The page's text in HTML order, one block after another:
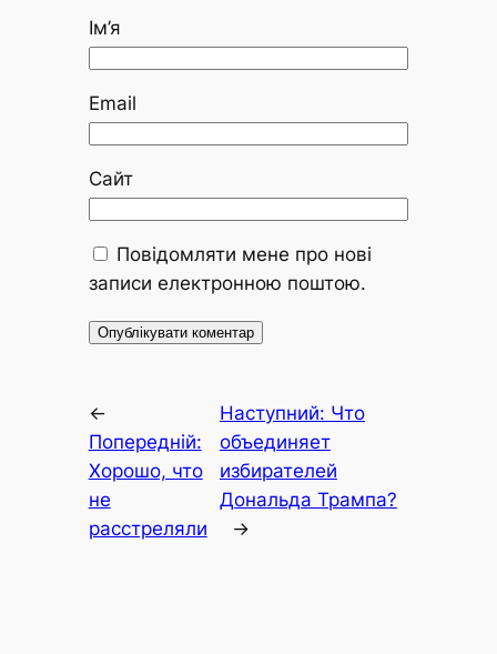
Ім’я
Email
Сайт
Повідомляти мене про нові
записи електронною поштою.
←
Попередній:
Хорошо, что
не
расстреляли
Наступний: Что
объединяет
избирателей
Дональда Трампа?
→